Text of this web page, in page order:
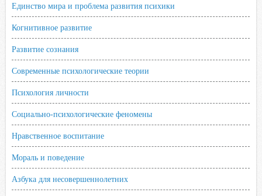
Единство мира и проблема развития психики
Когнитивное развитие
Развитие сознания
Современные психологические теории
Психология личности
Социально-психологические феномены
Нравственное воспитание
Мораль и поведение
Азбука для несовершеннолетних